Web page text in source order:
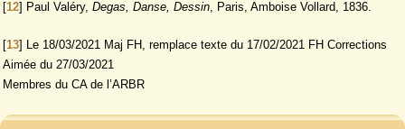
[12] Paul Valéry, Degas, Danse, Dessin, Paris, Amboise Vollard, 1836.
[13] Le 18/03/2021 Maj FH, remplace texte du 17/02/2021 FH Corrections
Aimée du 27/03/2021
Membres du CA de l’ARBR